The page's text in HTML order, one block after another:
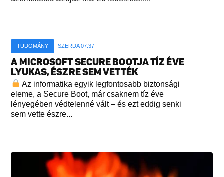
TUDOMÁNY SZERDA 07:37
A MICROSOFT SECURE BOOTJA TÍZ ÉVE
LYUKAS, ÉSZRE SEM VETTÉK
Az informatika egyik legfontosabb biztonsági
eleme, a Secure Boot, már csaknem tíz éve
lényegében védtelenné vált – és ezt eddig senki
sem vette észre...